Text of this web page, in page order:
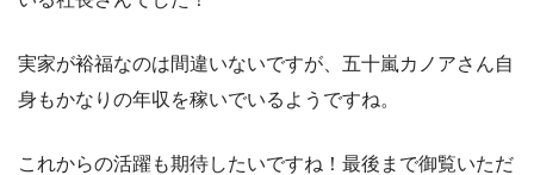
実家が裕福なのは間違いないですが、五十嵐カノアさん自
身もかなりの年収を稼いでいるようですね。
これからの活躍も期待したいですね！最後まで御覧いただ